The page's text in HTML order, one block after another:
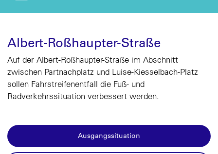
Albert-Roßhaupter-Straße
Auf der Albert-Roßhaupter-Straße im Abschnitt
zwischen Partnachplatz und Luise-Kiesselbach-Platz
sollen Fahrstreifenentfall die Fuß- und
Radverkehrssituation verbessert werden.
Ausgangssituation